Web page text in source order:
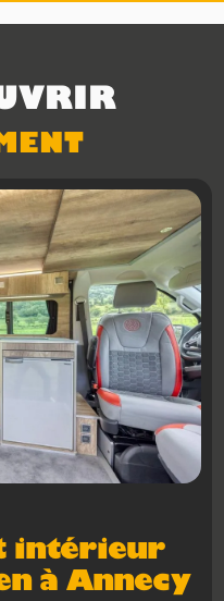
intérieur
à Annecy